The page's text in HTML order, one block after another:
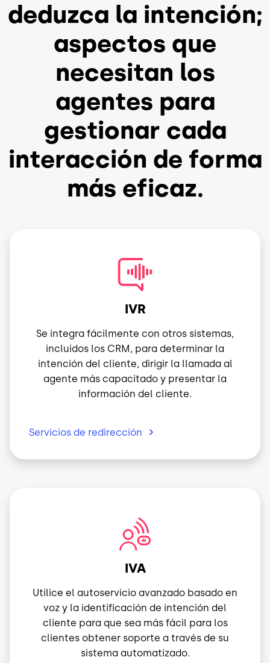
deduzca la intención;
aspectos que
necesitan los
agentes para
gestionar cada
interacción de forma
más eficaz.
IVR
Se integra fácilmente con otros sistemas,
incluidos los CRM, para determinar la
intención del cliente, dirigir la llamada al
agente más capacitado y presentar la
información del cliente.
Servicios de redirección
IVA
Utilice el autoservicio avanzado basado en
voz y la identificación de intención del
cliente para que sea más fácil para los
clientes obtener soporte a través de su
sistema automatizado.